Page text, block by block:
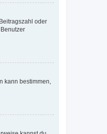
oder
kann bestimmen,